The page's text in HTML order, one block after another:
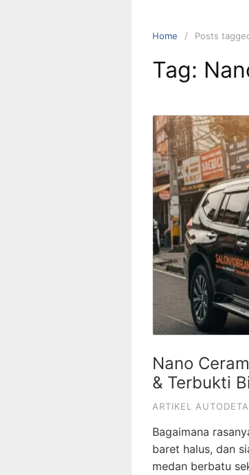
Home Posts
Tag:
Nano
& Terbukti
ARTIKEL
Bagaimana
baret halus, dan
medan berbatu